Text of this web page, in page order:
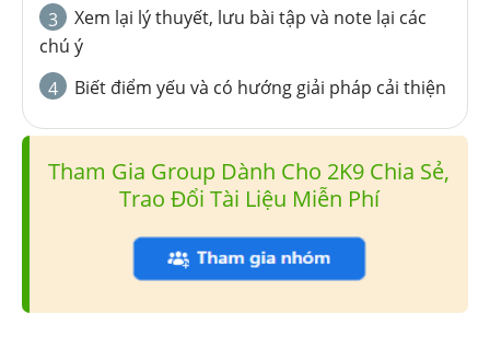
3
Xem lại lý thuyết, lưu bài tập và note lại các
chú ý
4
Biết điểm yếu và có hướng giải pháp cải thiện
Tham Gia Group Dành Cho 2K9 Chia Sẻ,
Trao Đổi Tài Liệu Miễn Phí